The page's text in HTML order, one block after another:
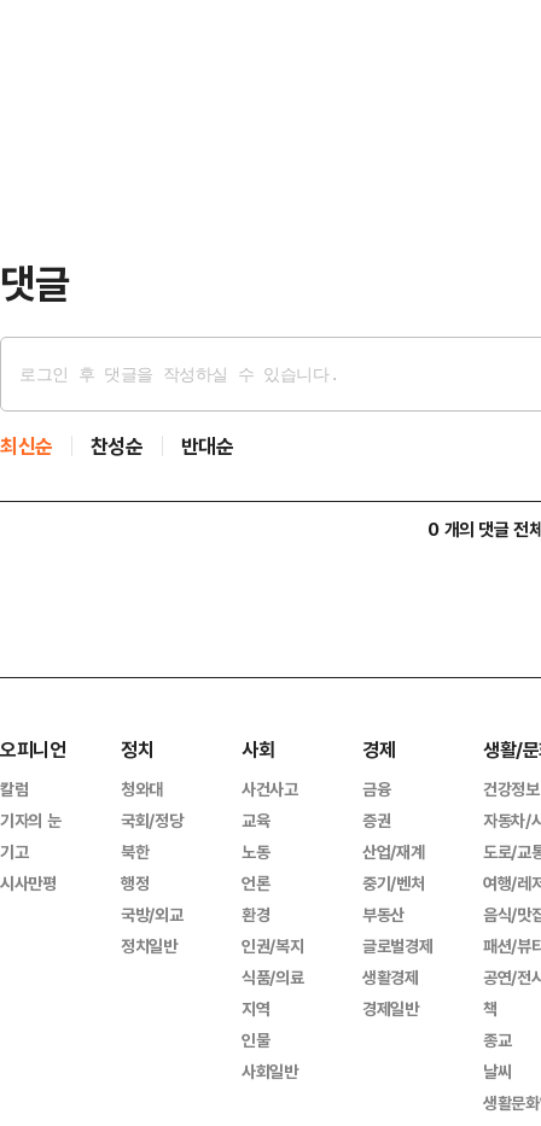
댓글
최신순 찬성순 반대순
0 개의 댓글 전
오피니언
칼럼
기자의 눈
기고
시사만평
정치
청와대
국회/정당
북한
행정
국방/외교
정치일반
사회
사건사고
교육
노동
언론
환경
인권/복지
식품/의료
지역
인물
사회일반
경제
금융
증권
산업/재계
중기/벤처
부동산
글로벌경제
생활경제
경제일반
생활/
건강정보
자동차/
도로/교
여행/레
음식/맛
패션/뷰
공연/전
책
종교
날씨
생활문